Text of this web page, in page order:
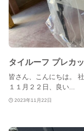
タイルーフ プレカ
皆さん、こんにちは。
１１月２２日、良い...
2023年11月22日